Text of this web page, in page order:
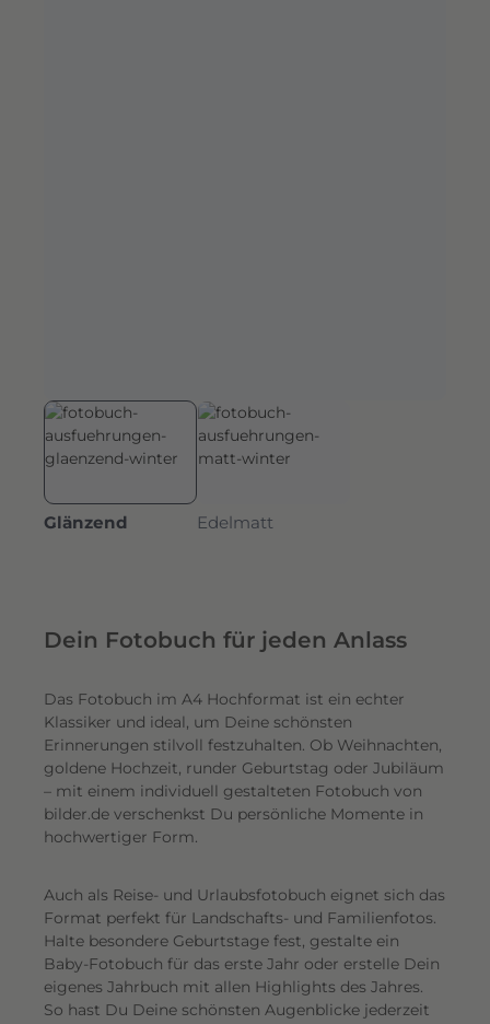
Glänzend Edelmatt
Dein Fotobuch für jeden Anlass
Das Fotobuch im A4 Hochformat ist ein echter
Klassiker und ideal, um Deine schönsten
Erinnerungen stilvoll festzuhalten. Ob Weihnachten,
goldene Hochzeit, runder Geburtstag oder Jubiläum
– mit einem individuell gestalteten Fotobuch von
bilder.de verschenkst Du persönliche Momente in
hochwertiger Form.
Auch als Reise- und Urlaubsfotobuch eignet sich das
Format perfekt für Landschafts- und Familienfotos.
Halte besondere Geburtstage fest, gestalte ein
Baby-Fotobuch für das erste Jahr oder erstelle Dein
eigenes Jahrbuch mit allen Highlights des Jahres.
So hast Du Deine schönsten Augenblicke jederzeit